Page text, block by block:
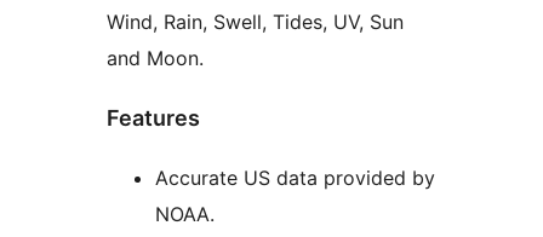
Wind, Rain, Swell, Tides, UV, Sun
and Moon.
Features
Accurate US data provided by
NOAA.